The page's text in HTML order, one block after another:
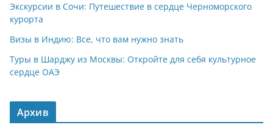
Экскурсии в Сочи: Путешествие в сердце Черноморского
курорта
Визы в Индию: Все, что вам нужно знать
Туры в Шарджу из Москвы: Откройте для себя культурное
сердце ОАЭ
Архив